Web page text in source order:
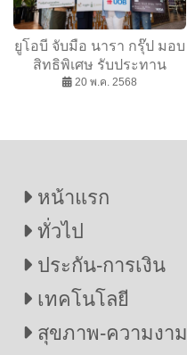
ยูโอบี จับมือ นารา กรุ๊ป มอบ
สิทธิพิเศษ รับประทาน
อาหารตลอดปี
20 พ.ค. 2568
หน้าแรก
ทั่วไป
ประกัน-การเงิน
เทคโนโลยี
สุขภาพ-ความงาม